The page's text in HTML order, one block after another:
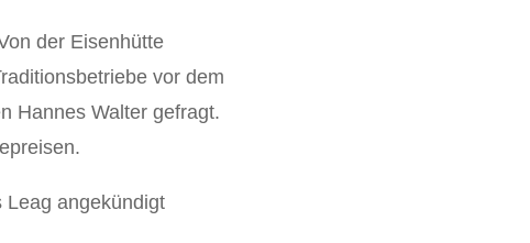
der Eisenhütte
vor dem
Hannes Walter gefragt.
Leag angekündigt